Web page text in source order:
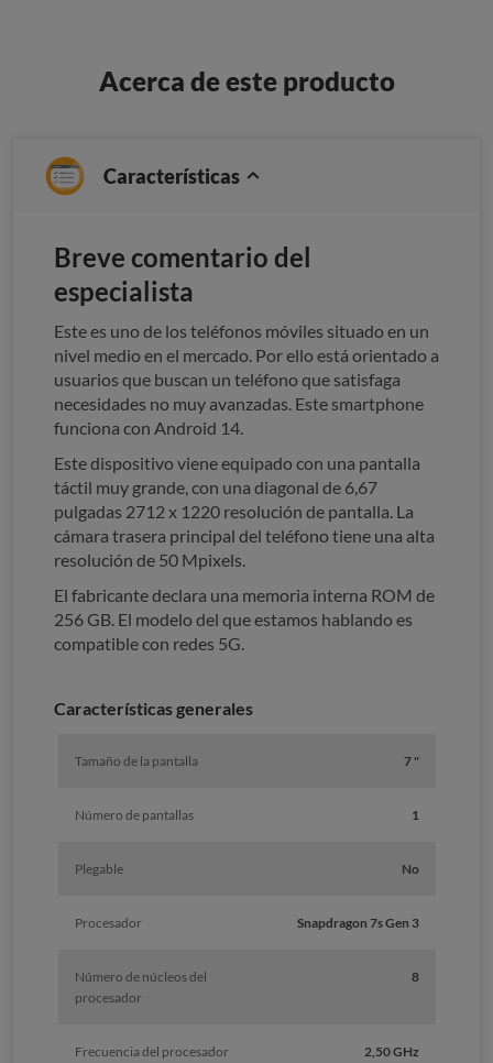
Acerca de este producto
Características
Breve comentario del
especialista
Este es uno de los teléfonos móviles situado en un
nivel medio en el mercado. Por ello está orientado a
usuarios que buscan un teléfono que satisfaga
necesidades no muy avanzadas. Este smartphone
funciona con Android 14.
Este dispositivo viene equipado con una pantalla
táctil muy grande, con una diagonal de 6,67
pulgadas 2712 x 1220 resolución de pantalla. La
cámara trasera principal del teléfono tiene una alta
resolución de 50 Mpixels.
El fabricante declara una memoria interna ROM de
256 GB. El modelo del que estamos hablando es
compatible con redes 5G.
Características generales
Tamaño de la pantalla 7 "
Número de pantallas 1
Plegable No
Procesador Snapdragon 7s Gen 3
Número de núcleos del
procesador
8
Frecuencia del procesador 2,50 GHz